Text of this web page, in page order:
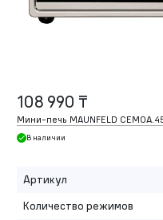
108 990 ₸
Мини-печь MAUNFELD
В наличии
Артикул
Количество режимов